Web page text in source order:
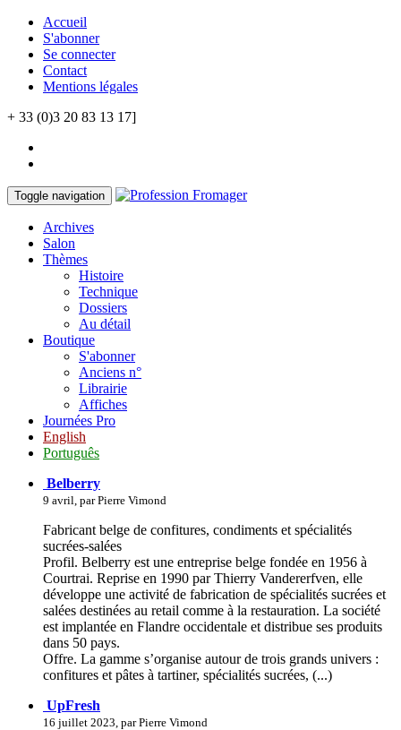
Accueil
S'abonner
Se connecter
Contact
Mentions légales
+ 33 (0)3 20 83 13 17]
Toggle navigation
Archives
Salon
Thèmes
Histoire
Technique
Dossiers
Au détail
Boutique
S'abonner
Anciens n°
Librairie
Affiches
Journées Pro
English
Português
Belberry
9 avril, par Pierre Vimond
Fabricant belge de confitures, condiments et spécialités
sucrées-salées
Profil. Belberry est une entreprise belge fondée en 1956 à
Courtrai. Reprise en 1990 par Thierry Vandererfven, elle
développe une activité de fabrication de spécialités sucrées et
salées destinées au retail comme à la restauration. La société
est implantée en Flandre occidentale et distribue ses produits
dans 50 pays.
Offre. La gamme s’organise autour de trois grands univers :
confitures et pâtes à tartiner, spécialités sucrées, (...)
UpFresh
16 juillet 2023, par Pierre Vimond